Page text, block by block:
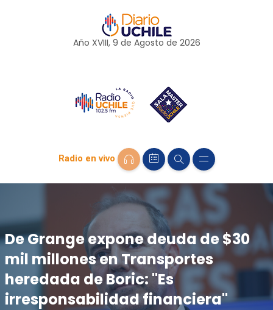
Año XVIII, 9 de Agosto de 2026
Radio en vivo
De Grange expone deuda de $30
mil millones en Transportes
heredada de Boric: "Es
irresponsabilidad financiera"